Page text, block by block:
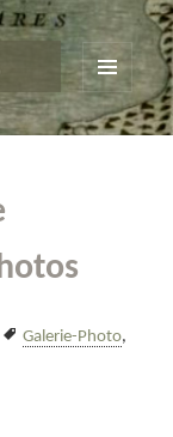
MENU
ET
WIDGETS
Mots-
Galerie-Photo,